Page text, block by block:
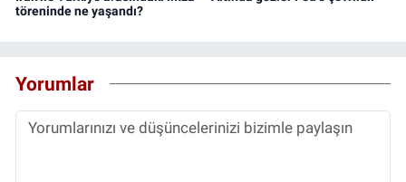
töreninde ne yaşandı?
Yorumlar